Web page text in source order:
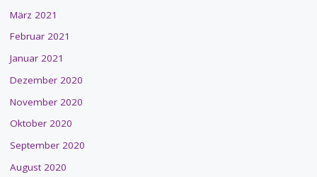
März 2021
Februar 2021
Januar 2021
Dezember 2020
November 2020
Oktober 2020
September 2020
August 2020